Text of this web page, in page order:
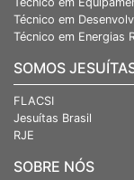
Técnico em
Técnico em
Técnico em
Técnico em Energias
SOMOS JESUÍTAS
FLACSI
Jesuítas Brasil
RJE